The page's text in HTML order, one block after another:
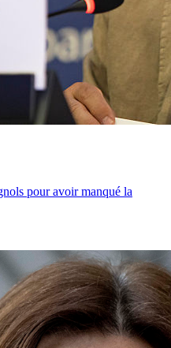
pour avoir manqué la